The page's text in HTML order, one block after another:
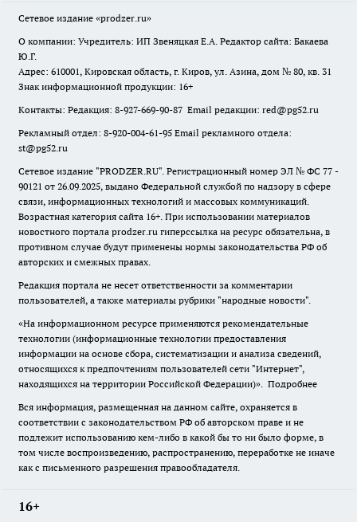
Сетевое издание «prodzer.ru»
О компании: Учредитель: ИП Звеняцкая Е.А. Редактор сайта: Бакаева
Ю.Г.
Адрес: 610001, Кировская область, г. Киров, ул. Азина, дом № 80, кв. 31
Знак информационной продукции: 16+
Контакты: Редакция: 8-927-669-90-87 Email редакции: red@pg52.ru
Рекламный отдел: 8-920-004-61-95 Email рекламного отдела:
st@pg52.ru
Сетевое издание "PRODZER.RU". Регистрационный номер ЭЛ № ФС 77 -
90121 от 26.09.2025, выдано Федеральной службой по надзору в сфере
связи, информационных технологий и массовых коммуникаций.
Возрастная категория сайта 16+. При использовании материалов
новостного портала prodzer.ru гиперссылка на ресурс обязательна, в
противном случае будут применены нормы законодательства РФ об
авторских и смежных правах.
Редакция портала не несет ответственности за комментарии
пользователей, а также материалы рубрики "народные новости".
«На информационном ресурсе применяются рекомендательные
технологии (информационные технологии предоставления
информации на основе сбора, систематизации и анализа сведений,
относящихся к предпочтениям пользователей сети "Интернет",
находящихся на территории Российской Федерации)». Подробнее
Вся информация, размещенная на данном сайте, охраняется в
соответствии с законодательством РФ об авторском праве и не
подлежит использованию кем-либо в какой бы то ни было форме, в
том числе воспроизведению, распространению, переработке не иначе
как с письменного разрешения правообладателя.
16+